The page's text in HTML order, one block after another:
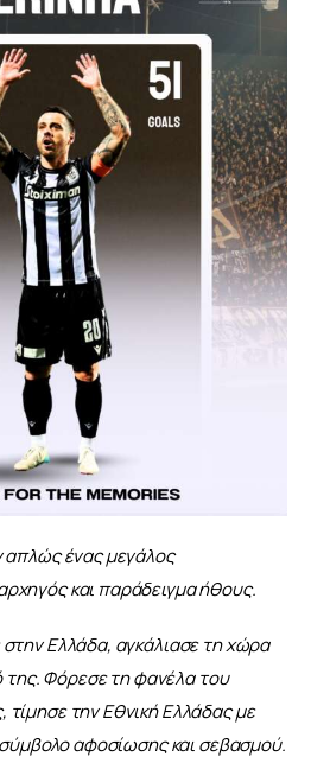
απλώς ένας μεγάλος
και παράδειγμα ήθους.
Ελλάδα, αγκάλιασε τη χώρα
της. Φόρεσε τη φανέλα του
την Εθνική Ελλάδας με
σύμβολο αφοσίωσης και σεβασμού.